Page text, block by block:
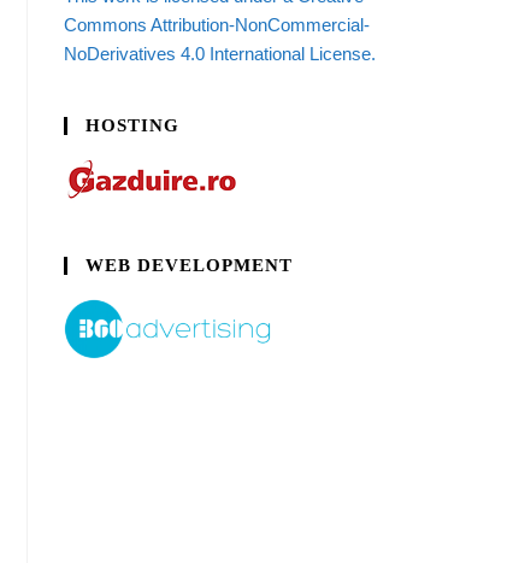
Commons Attribution-NonCommercial-
NoDerivatives 4.0 International License.
HOSTING
WEB DEVELOPMENT